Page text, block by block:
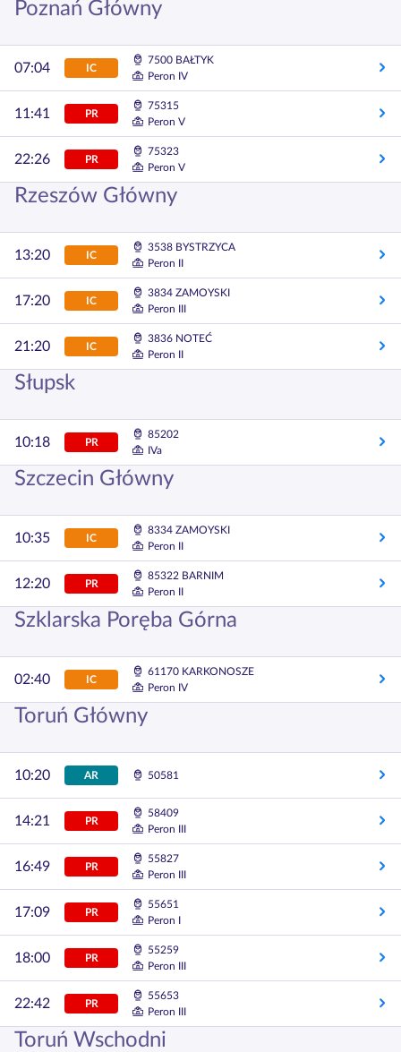
Poznań Główny
07:04 IC
7500 BAŁTYK
Peron IV
11:41 PR
75315
Peron V
22:26 PR
75323
Peron V
Rzeszów Główny
13:20 IC
3538 BYSTRZYCA
Peron II
17:20 IC
3834 ZAMOYSKI
Peron III
21:20 IC
3836 NOTEĆ
Peron II
Słupsk
10:18 PR
85202
IVa
Szczecin Główny
10:35 IC
8334 ZAMOYSKI
Peron II
12:20 PR
85322 BARNIM
Peron II
Szklarska Poręba Górna
02:40 IC
61170 KARKONOSZE
Peron IV
Toruń Główny
10:20 AR 50581
14:21 PR
58409
Peron III
16:49 PR
55827
Peron III
17:09 PR
55651
Peron I
18:00 PR
55259
Peron III
22:42 PR
55653
Peron III
Toruń Wschodni